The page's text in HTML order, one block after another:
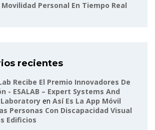
Personal En Tiempo Real
recientes
Recibe El Premio Innovadores De
- ESALAB – Expert Systems And
en Así Es La App Móvil
Personas Con Discapacidad Visual
Edificios